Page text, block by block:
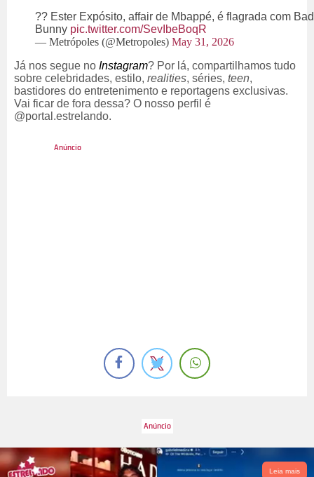
?? Ester Expósito, affair de Mbappé, é flagrada com Bad
Bunny pic.twitter.com/SevIbeBoqR
— Metrópoles (@Metropoles) May 31, 2026
Já nos segue no Instagram? Por lá, compartilhamos tudo
sobre celebridades, estilo, realities, séries, teen,
bastidores do entretenimento e reportagens exclusivas.
Vai ficar de fora dessa? O nosso perfil é
@portal.estrelando.
Leia mais